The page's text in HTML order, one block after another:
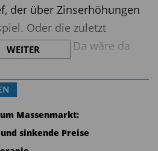
der über Zinserhöhungen
Oder die zuletzt
Da wäre da
Dollar, ein klassischer
Goldpreis. Ach ja,
auf eine stärkere
in den USA. Wobei
bei den grundsätzlich
WEITER
Massenmarkt:
sinkende Preise